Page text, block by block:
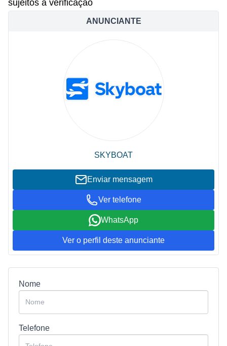
sujeitos a verificação
ANUNCIANTE
SKYBOAT
Enviar mensagem
Ver telefone
WhatsApp
Ver o perfil deste anunciante
Nome
Telefone